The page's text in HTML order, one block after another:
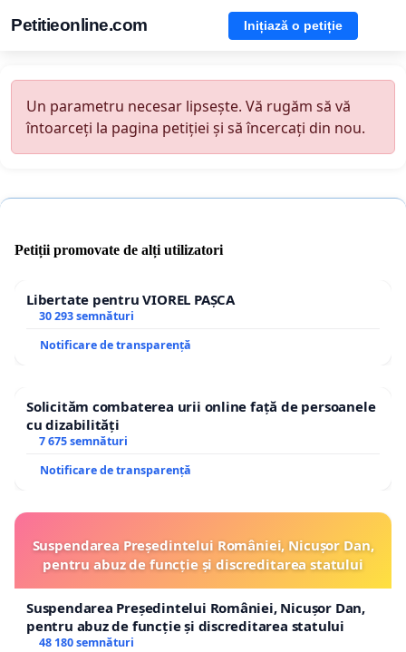
Petitieonline.com Inițiază o petiție
Un parametru necesar lipsește. Vă rugăm să vă
întoarceți la pagina petiției și să încercați din nou.
Petiții promovate de alți utilizatori
Libertate pentru VIOREL PAȘCA
30 293 semnături
Notificare de transparență
Solicităm combaterea urii online față de persoanele
cu dizabilități
7 675 semnături
Notificare de transparență
Suspendarea Președintelui României, Nicușor Dan,
pentru abuz de funcție și discreditarea statului
Suspendarea Președintelui României, Nicușor Dan,
pentru abuz de funcție și discreditarea statului
48 180 semnături